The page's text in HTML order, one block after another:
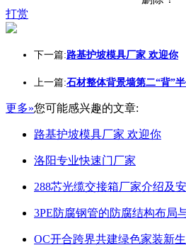
打赏
下一篇:路基护坡模具厂家 欢迎你
上一篇:石材整体背景墙第二“背”
更多»您可能感兴趣的文章:
路基护坡模具厂家 欢迎你
洛阳专业快速门厂家
288芯光缆交接箱厂家介绍及
3PE防腐钢管的防腐结构布局
OC开合跨界共建绿色家装新